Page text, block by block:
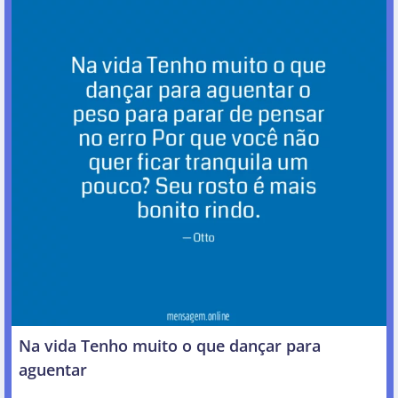
Na vida Tenho muito o que dançar para
aguentar